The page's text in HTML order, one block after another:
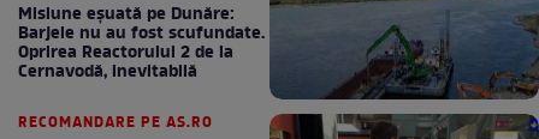
Misiune eșuată pe Dunăre:
Barjele nu au fost scufundate.
Oprirea Reactorului 2 de la
Cernavodă, inevitabilă
RECOMANDARE PE AS.RO